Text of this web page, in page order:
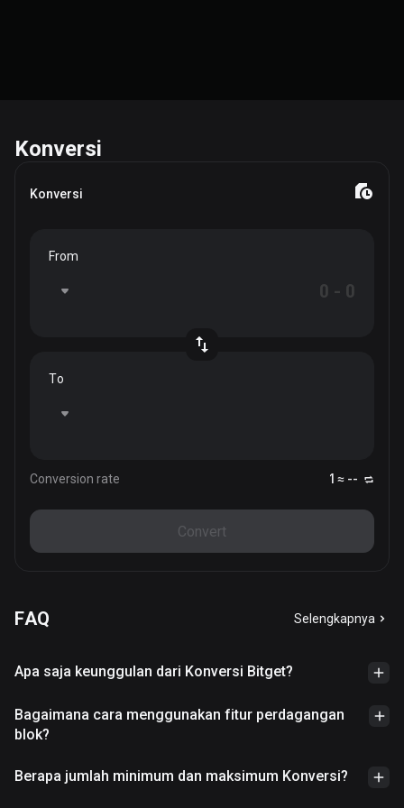
Konversi
Konversi
From
To
Conversion rate 1 ≈ --
Convert
FAQ Selengkapnya
Apa saja keunggulan dari Konversi Bitget?
Bagaimana cara menggunakan fitur perdagangan
blok?
Berapa jumlah minimum dan maksimum Konversi?